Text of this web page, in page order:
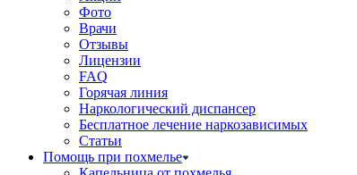
Фото
Врачи
Отзывы
Лицензии
FAQ
Горячая линия
Наркологический диспансер
Бесплатное лечение наркозависимых
Статьи
Помощь при похмелье